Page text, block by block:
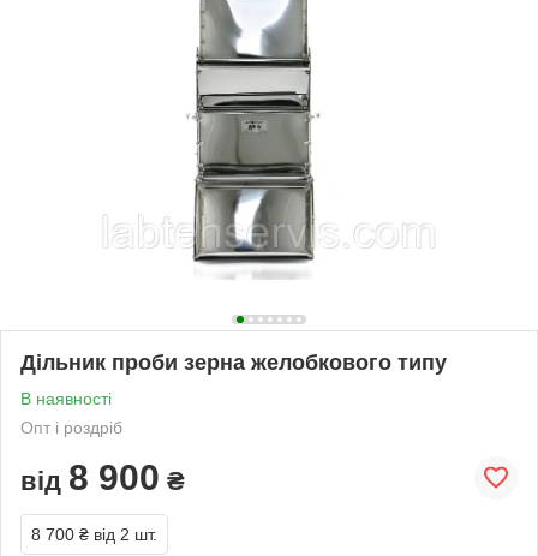
Дільник проби зерна желобкового типу
В наявності
Опт і роздріб
від 8 900 ₴
8 700 ₴ від 2 шт.